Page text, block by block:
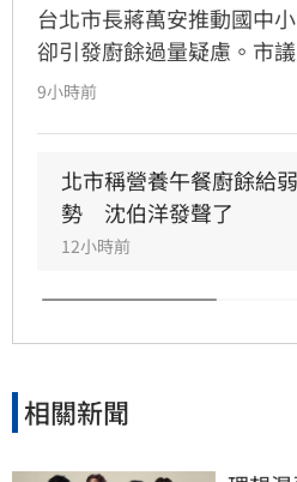
台北市長蔣萬安推動國中
卻引發廚餘過量疑慮。市
育局長湯志民拋出將剩餘廚
蔣市府就是欺凌弱勢的政
食安？」
9小時前
北市稱營養午餐廚餘給弱
勢　沈伯洋發聲了
12小時前
相關新聞